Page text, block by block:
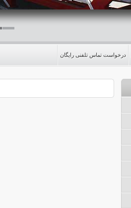
درخواست تماس تلفنی رایگان